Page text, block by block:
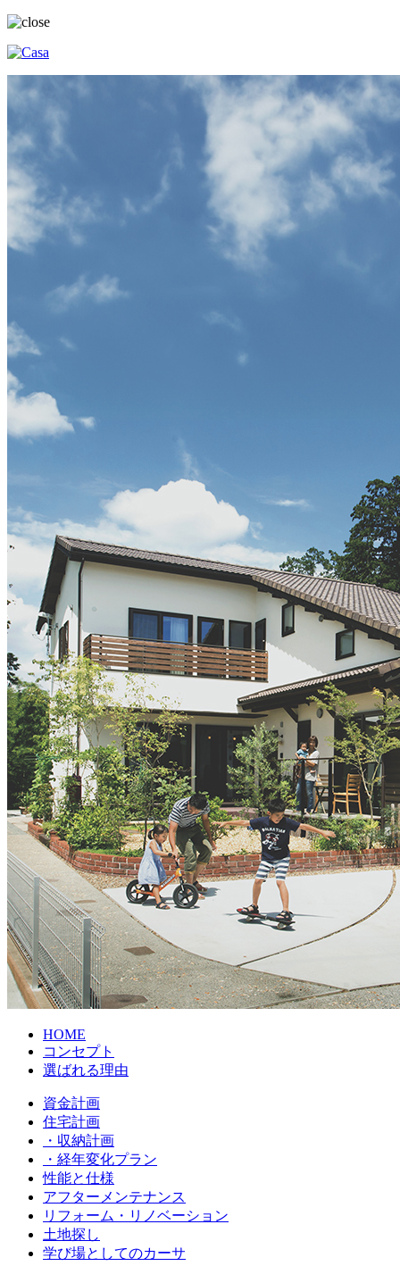
HOME
コンセプト
選ばれる理由
資金計画
住宅計画
・収納計画
・経年変化プラン
性能と仕様
アフターメンテナンス
リフォーム・リノベーション
土地探し
学び場としてのカーサ